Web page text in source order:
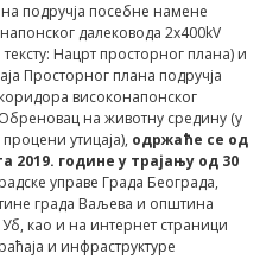
подручја посебне намене
далековода 2х400kV
Нацрт просторног плана) и
Просторног плана подручја
високонапонског
на животну средину (у
утицаја), одржаће се од
2019. године у трајању од 30
управе Града Београда,
града Ваљева и општина
Уб, као и на интернет страници
и инфраструктуре